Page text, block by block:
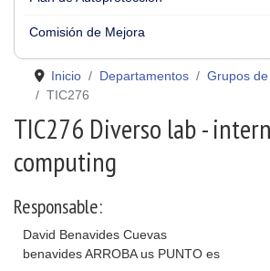
Comisión de Mejora
Inicio Departamentos
Grupos
TIC276
TIC276 Diverso lab -
computing
Responsable:
David Benavides Cuevas
benavides ARROBA us PUNTO es